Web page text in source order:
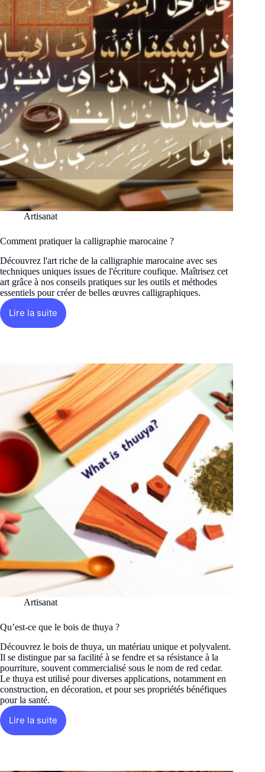
Artisanat
Comment pratiquer la calligraphie marocaine ?
Découvrez l'art riche de la calligraphie marocaine avec ses
techniques uniques issues de l'écriture coufique. Maîtrisez cet
art grâce à nos conseils pratiques sur les outils et méthodes
essentiels pour créer de belles œuvres calligraphiques.
Lire la suite
Comment
calligraphie
marocaine
?
Artisanat
Qu’est-ce que le bois de thuya ?
Découvrez le bois de thuya, un matériau unique et polyvalent.
Il se distingue par sa facilité à se fendre et sa résistance à la
pourriture, souvent commercialisé sous le nom de red cedar.
Le thuya est utilisé pour diverses applications, notamment en
construction, en décoration, et pour ses propriétés bénéfiques
pour la santé.
Lire la suite
Qu’est-